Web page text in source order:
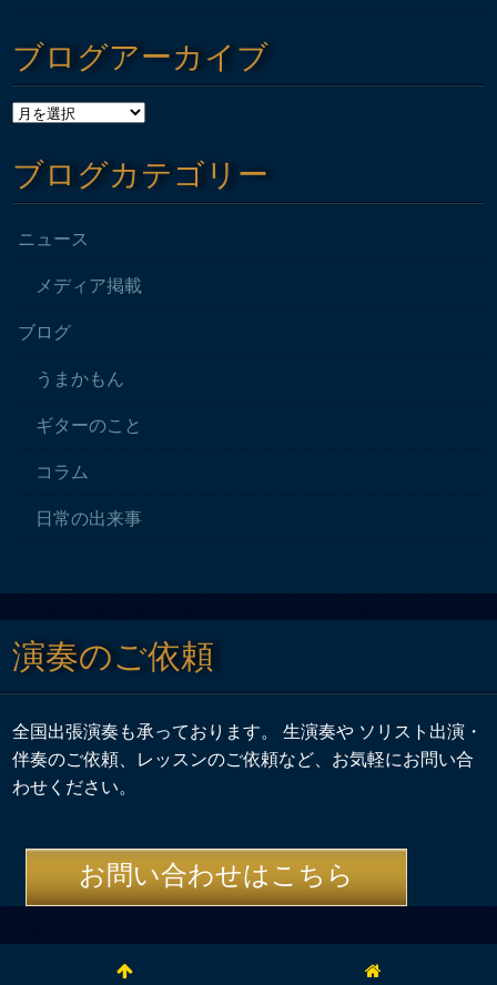
ブログアーカイブ
ブログカテゴリー
ニュース
メディア掲載
ブログ
うまかもん
ギターのこと
コラム
日常の出来事
演奏のご依頼
全国出張演奏も承っております。 生演奏や ソリスト出演・
伴奏のご依頼、レッスンのご依頼など、お気軽にお問い合
わせください。
お問い合わせはこちら